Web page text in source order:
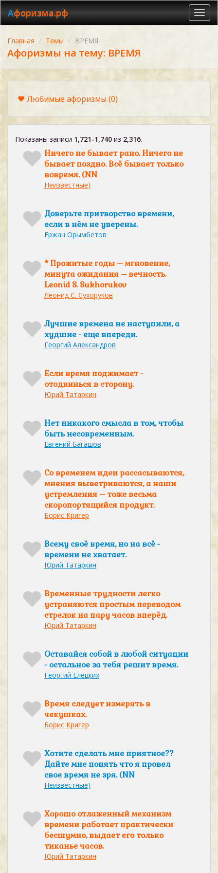
Афоризма.рф
Главная Темы ВРЕМЯ
Афоризмы на тему: ВРЕМЯ
Любимые афоризмы(0)
Показаны записи 1,721-1,740 из 2,316.
Ничего не бывает рано. Ничего не
бывает поздно. Всё бывает только
вовремя. (NN
Неизвестные)
Доверьте притворство времени,
если в нём не уверены.
Ержан Орымбетов
* Прожитые годы – мгновение,
минута ожидания – вечность.
Leonid S. Sukhorukov
Леонид С. Сухоруков
Лучшие времена не наступили, а
худшие - еще впереди.
Георгий Александров
Если время поджимает -
отодвинься в сторону.
Юрий Татаркин
Нет никакого смысла в том, чтобы
быть несовременным.
Евгений Багашов
Со временем идеи рассасываются,
мнения выветриваются, а наши
устремления – тоже весьма
скоропортящийся продукт.
Борис Кригер
Всему своё время, но на всё -
времени не хватает.
Юрий Татаркин
Временные трудности легко
устраняются простым переводом
стрелок на пару часов вперёд.
Юрий Татаркин
Оставайся собой в любой ситуации
- остальное за тебя решит время.
Георгий Елецких
Время следует измерять в
чекушках.
Борис Кригер
Хотите сделать мне приятное??
Дайте мне понять что я провел
свое время не зря. (NN
Неизвестные)
Хорошо отлаженный механизм
времени работает практически
бесшумно, выдает его только
тиканье часов.
Юрий Татаркин